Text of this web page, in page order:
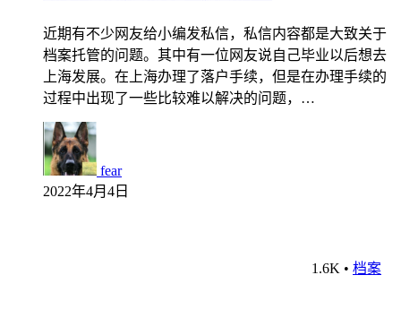
近期有不少网友给小编发私信，私信内容都是大致关于
档案托管的问题。其中有一位网友说自己毕业以后想去
上海发展。在上海办理了落户手续，但是在办理手续的
过程中出现了一些比较难以解决的问题，…
fear
2022年4月4日
1.6K • 档案